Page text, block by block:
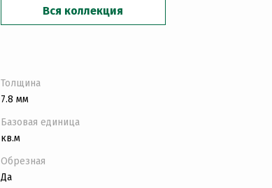
Вся коллекция
Толщина
7.8 мм
Базовая единица
кв.м
Обрезная
Да